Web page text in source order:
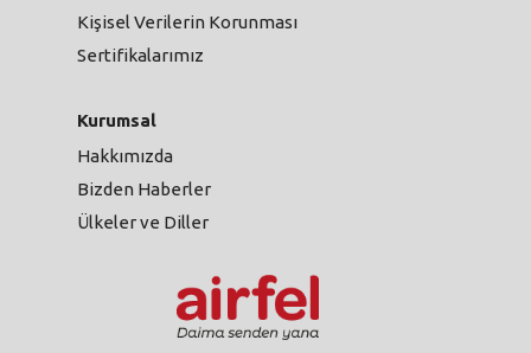
Kişisel Verilerin Korunması
Sertifikalarımız
Kurumsal
Hakkımızda
Bizden Haberler
Ülkeler ve Diller